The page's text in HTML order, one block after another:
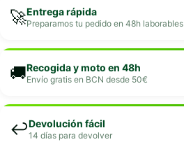
🚀Entrega rápida
Preparamos tu pedido en 48h laborables
🚚Recogida y moto en 48h
Envío gratis en BCN desde 50€
↩️Devolución fácil
14 días para devolver